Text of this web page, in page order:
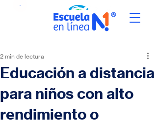
Educación a distancia
para niños con alto
rendimiento o
2 min de lectura